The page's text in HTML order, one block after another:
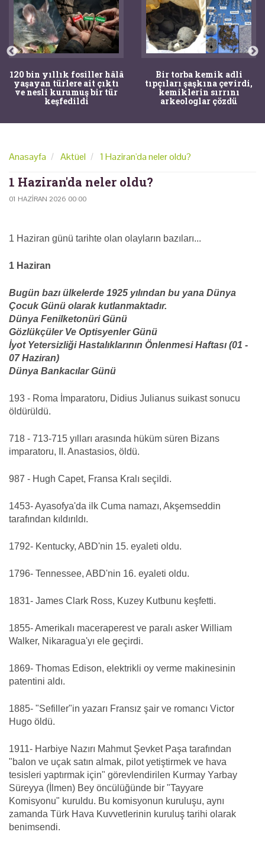
120 bin yıllık fosiller hâlâ
yaşayan türlere ait çıktı
ve nesli kurumuş bir tür
keşfedildi
Bir torba kemik adli
tıpçıları şaşkına çevirdi,
kemiklerin sırrını
arkeologlar çözdü
Anasayfa Aktüel 1 Haziran'da neler oldu?
1 Haziran'da neler oldu?
01 HAZIRAN 2026 00:00
1 Haziran günü tarihte olan olayların bazıları...
1 Haziran
Bugün bazı ülkelerde 1925 yılından bu yana Dünya
Çocuk Günü olarak kutlanmaktadır.
Dünya Fenilketonüri Günü
Gözlükçüler Ve Optisyenler Günü
İyot Yetersizliği Hastalıklarının Önlenmesi Haftası (01 -
07 Haziran)
Dünya Bankacılar Günü
193 - Roma İmparatoru, Didius Julianus suikast sonucu
öldürüldü.
718 - 713-715 yılları arasında hüküm süren Bizans
imparatoru, II. Anastasios, öldü.
987 - Hugh Capet, Fransa Kralı seçildi.
1453- Ayasofya'da ilk Cuma namazı, Akşemseddin
tarafından kıldırıldı.
1792- Kentucky, ABD'nin 15. eyaleti oldu.
1796- Tennessee, ABD'nin 16. eyaleti oldu.
1831- James Clark Ross, Kuzey Kutbunu keşfetti.
1855- Amerikalı maceraperest ve paralı asker William
Walker, Nikaragua'yı ele geçirdi.
1869- Thomas Edison, elektrikli oy verme makinesinin
patentini aldı.
1885- "Sefiller"in yazarı Fransız şair ve romancı Victor
Hugo öldü.
1911- Harbiye Nazırı Mahmut Şevket Paşa tarafından
"balon ve uçak satın almak, pilot yetiştirmek ve hava
tesisleri yaptırmak için" görevlendirilen Kurmay Yarbay
Süreyya (İlmen) Bey öncülüğünde bir "Tayyare
Komisyonu" kuruldu. Bu komisyonun kuruluşu, aynı
zamanda Türk Hava Kuvvetlerinin kuruluş tarihi olarak
benimsendi.